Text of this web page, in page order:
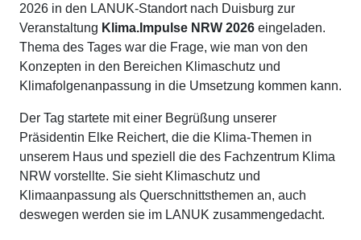
2026 in den LANUK-Standort nach Duisburg zur
Veranstaltung Klima.Impulse NRW 2026 eingeladen.
Thema des Tages war die Frage, wie man von den
Konzepten in den Bereichen Klimaschutz und
Klimafolgenanpassung in die Umsetzung kommen kann.
Der Tag startete mit einer Begrüßung unserer
Präsidentin Elke Reichert, die die Klima-Themen in
unserem Haus und speziell die des Fachzentrum Klima
NRW vorstellte. Sie sieht Klimaschutz und
Klimaanpassung als Querschnittsthemen an, auch
deswegen werden sie im LANUK zusammengedacht.